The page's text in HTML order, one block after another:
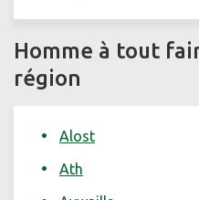
Homme à tout
région
Alost
Ath